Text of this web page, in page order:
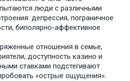
пытаются люди с различными
депрессия, пограничное
биполярно-аффективное
отношения в семье,
доступность казино и
ставками подстегивают
«острые ощущения».